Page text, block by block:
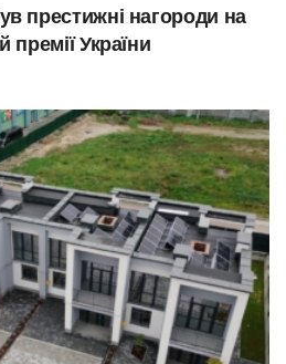
престижні нагороди на
премії України